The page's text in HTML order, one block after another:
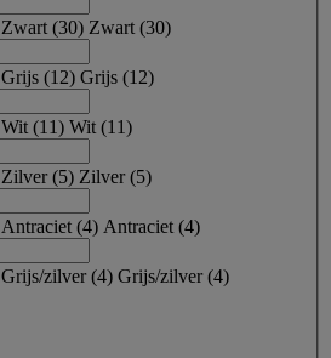
Zwart (30) Zwart (30)
Grijs (12) Grijs (12)
Wit (11) Wit (11)
Zilver(5) Zilver(5)
Antraciet (4) Antraciet (4)
Grijs/zilver(4) Grijs/zilver(4)